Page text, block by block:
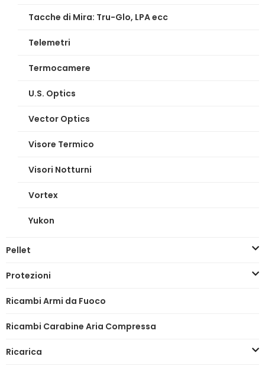
Tacche di Mira: Tru-Glo, LPA ecc
Telemetri
Termocamere
U.S. Optics
Vector Optics
Visore Termico
Visori Notturni
Vortex
Yukon
Pellet
Protezioni
Ricambi Armi da Fuoco
Ricambi Carabine Aria Compressa
Ricarica